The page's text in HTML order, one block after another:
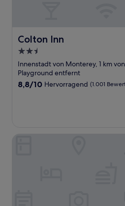
Colton Inn
Colton Inn
2.5-
Sterne-
Unterkunft
Innenstadt von Monterey, 1 km
Playground entfernt
8.8
8,8/10 Hervorragend (1.001
Holiday Inn Express